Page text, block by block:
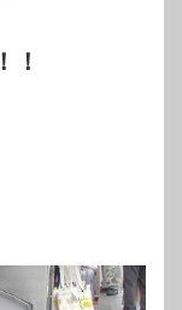
！！